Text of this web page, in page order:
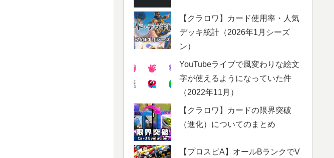
【クラロワ】カード使用率・人気
デッキ統計（2026年1月シーズ
ン）
YouTubeライブで風変わりな絵文
字が使えるようになっていた件
（2022年11月）
【クラロワ】カードの限界突破
（進化）についてのまとめ
【プロスピA】オールBランクでV